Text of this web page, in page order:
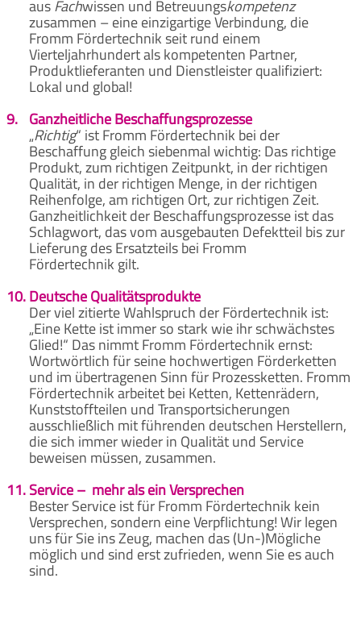
ausFachwissen und Betreuungskompetenz
zusammen – eine einzigartige Verbindung, die
Fromm Fördertechnik seit rund einem
Vierteljahrhundert als kompetenten Partner,
Produktlieferanten und Dienstleister qualifiziert:
Lokal und global!
9. Ganzheitliche Beschaffungsprozesse
„Richtig“ ist Fromm Fördertechnik bei der
Beschaffung gleich siebenmal wichtig: Das richtige
Produkt, zum richtigen Zeitpunkt, in der richtigen
Qualität, in der richtigen Menge, in der richtigen
Reihenfolge, am richtigen Ort, zur richtigen Zeit.
Ganzheitlichkeit der Beschaffungsprozesse ist das
Schlagwort, das vom ausgebauten Defektteil bis zur
Lieferung des Ersatzteils bei Fromm
Fördertechnik gilt.
10.Deutsche Qualitätsprodukte
Der viel zitierte Wahlspruch der Fördertechnik ist:
„Eine Kette ist immer so stark wie ihr schwächstes
Glied!“ Das nimmt Fromm Fördertechnik ernst:
Wortwörtlich für seine hochwertigen Förderketten
und im übertragenen Sinn für Prozessketten. Fromm
Fördertechnik arbeitet bei Ketten, Kettenrädern,
Kunststoffteilen und Transportsicherungen
ausschließlich mit führenden deutschen Herstellern,
die sich immer wieder in Qualität und Service
beweisen müssen, zusammen.
11.Service – mehr als ein Versprechen
Bester Service ist für Fromm Fördertechnik kein
Versprechen, sondern eine Verpflichtung! Wir legen
uns für Sie ins Zeug, machen das (Un-)Mögliche
möglich und sind erst zufrieden, wenn Sie es auch
sind.